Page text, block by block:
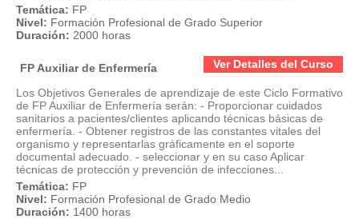
Temática: FP
Nivel: Formación Profesional de Grado Superior
Duración: 2000 horas
Ver Detalles del Curso
FP Auxiliar de Enfermería
Los Objetivos Generales de aprendizaje de este Ciclo Formativo
de FP Auxiliar de Enfermería serán: - Proporcionar cuidados
sanitarios a pacientes/clientes aplicando técnicas básicas de
enfermería. - Obtener registros de las constantes vitales del
organismo y representarlas gráficamente en el soporte
documental adecuado. - seleccionar y en su caso Aplicar
técnicas de protección y prevención de infecciones...
Temática: FP
Nivel: Formación Profesional de Grado Medio
Duración: 1400 horas